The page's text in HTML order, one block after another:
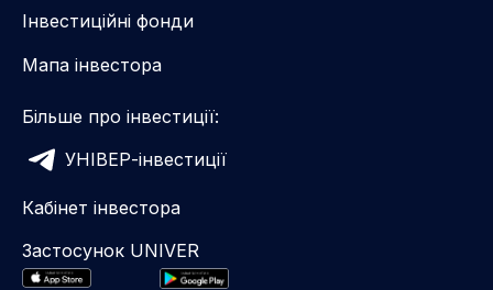
Інвестиційні фонди
Мапа інвестора
Більше про інвестиції:
УНІВЕР-інвестиції
Кабінет інвестора
Застосунок UNIVER